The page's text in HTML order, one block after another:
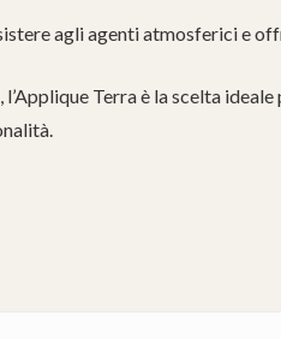
agli agenti atmosferici e
Terra è la scelta